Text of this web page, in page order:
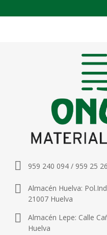
959 240 094 / 959 25
Almacén Huelva:
21007 Huelva
Almacén Lepe: Calle
Huelva